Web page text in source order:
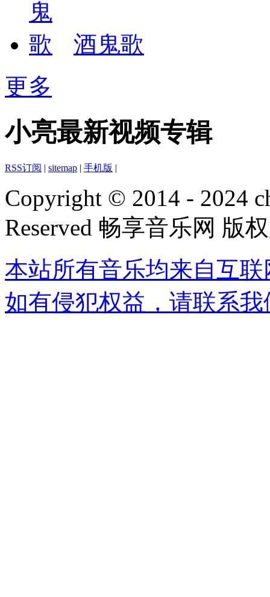
酒鬼歌
更多
小亮最新视频专辑
RSS订阅 | sitemap | 手机版 |
Copyright © 2014 - 2024
Reserved 畅享音乐网 版
本站所有音乐均来自互
如有侵犯权益，请联系